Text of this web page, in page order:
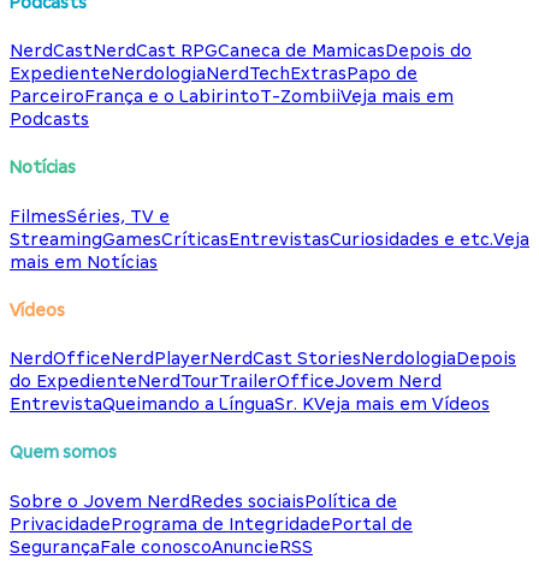
NerdCastNerdCast RPGCaneca de MamicasDepois do
ExpedienteNerdologiaNerdTechExtrasPapo de
ParceiroFrança e o LabirintoT-ZombiiVeja mais em
Podcasts
Notícias
FilmesSéries, TV e
StreamingGamesCríticasEntrevistasCuriosidades e etc.Veja
mais em Notícias
Vídeos
NerdOfficeNerdPlayerNerdCast StoriesNerdologiaDepois
do ExpedienteNerdTourTrailerOfficeJovem Nerd
EntrevistaQueimando a LínguaSr. KVeja mais em Vídeos
Quem somos
Sobre o Jovem NerdRedes sociaisPolítica de
PrivacidadePrograma de IntegridadePortal de
SegurançaFale conoscoAnuncieRSS